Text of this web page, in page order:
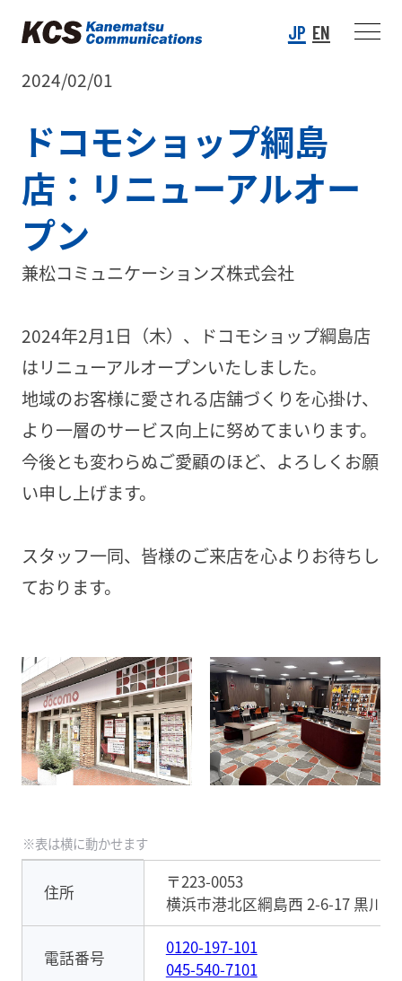
JP EN
2024/02/01
ドコモショップ綱島
店：リニューアルオー
プン
兼松コミュニケーションズ株式会社
2024年2月1日（木）、ドコモショップ綱島店
はリニューアルオープンいたしました。
地域のお客様に愛される店舗づくりを心掛け、
より一層のサービス向上に努めてまいります。
今後とも変わらぬご愛顧のほど、よろしくお願
い申し上げます。
スタッフ一同、皆様のご来店を心よりお待ちし
ております。
住所
〒223-0053
横浜市港北区綱島西 2-6-17 黒川ビ
電話番号
0120-197-101
045-540-7101